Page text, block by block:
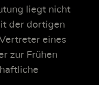
liegt nicht
der dortigen
eines
zur Frühen